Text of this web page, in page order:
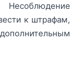
к штрафам,